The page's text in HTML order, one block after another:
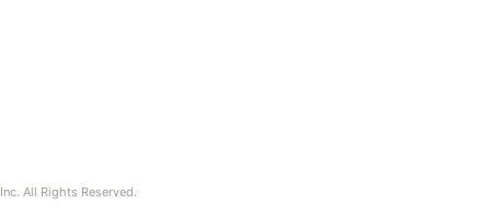
All Rights Reserved.